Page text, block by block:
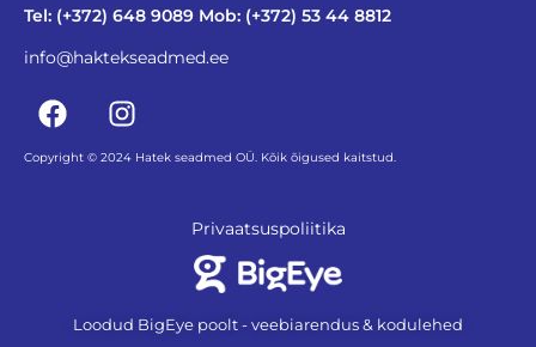
Tel: (+372) 648 9089 Mob: (+372) 53 44 8812
info@haktekseadmed.ee
Copyright © 2024 Hatek seadmed OÜ. Kõik õigused kaitstud.
Privaatsuspoliitika
Loodud BigEye poolt - veebiarendus & kodulehed